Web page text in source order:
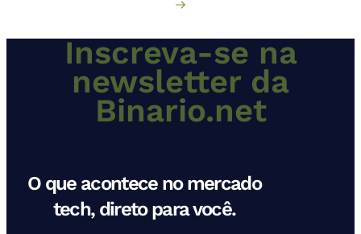
Inscreva-se na
newsletter da
Binario.net
O que acontece no mercado
tech, direto para você.